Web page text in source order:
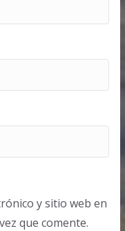
y sitio web en
que comente.